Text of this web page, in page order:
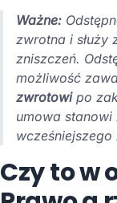
Ważne:
zwrotna i służy
zniszczeń.
możliwość
zwrotowipo
umowa
Czy to w